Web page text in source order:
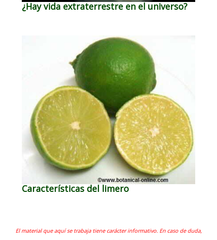
¿Hay vida extraterrestre en el universo?
Características del limero
El material que aquí se trabaja tiene carácter informativo. En caso de duda,